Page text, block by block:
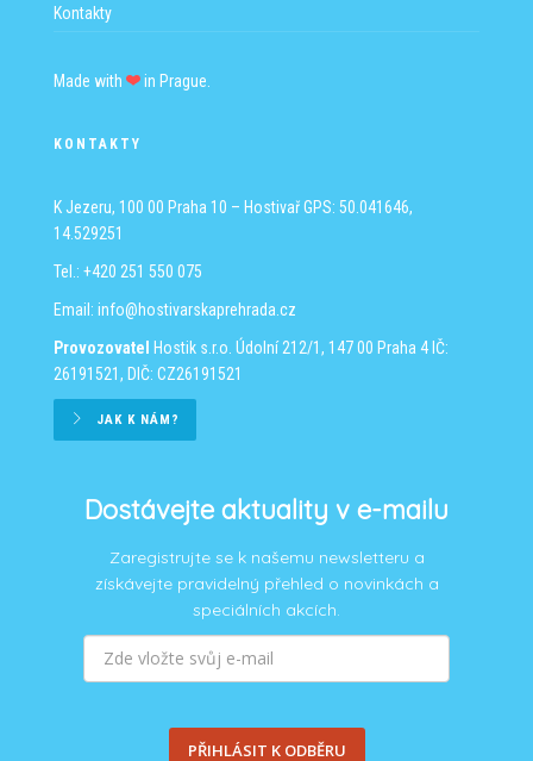
Kontakty
Made with in Prague.
KONTAKTY
K Jezeru, 100 00 Praha 10 – HostivařGPS: 50.041646,
14.529251
Tel.: +420 251 550 075
Email: info@hostivarskaprehrada.cz
Provozovatel
Hostik s.r.o. Údolní 212/1, 147 00 Praha 4 IČ:
26191521, DIČ: CZ26191521
JAK K NÁM?
Dostávejte aktuality v e-mailu
Zaregistrujte se k našemu newsletteru a
získávejte pravidelný přehled o novinkách a
speciálních akcích.
PŘIHLÁSIT K ODBĚRU